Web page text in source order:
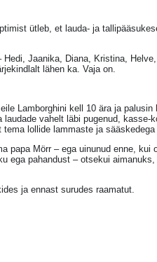
ütleb, et lauda- ja
Jaanika, Diana, Kristina,
lähen ka. Vaja on.
Lamborghini kell 10 ära ja
vahelt läbi pugenud, kasse-
lollide lammaste ja
papa Mörr – ega uinunud enne, kui
ega pahandust – otsekui
ja ennast surudes raamatut.